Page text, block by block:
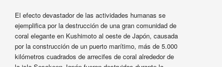
El efecto devastador de las actividades humanas se
ejemplifica por la destrucción de una gran comunidad de
coral elegante en Kushimoto al oeste de Japón, causada
por la construcción de un puerto marítimo, más de 5.000
kilómetros cuadrados de arrecifes de coral alrededor de